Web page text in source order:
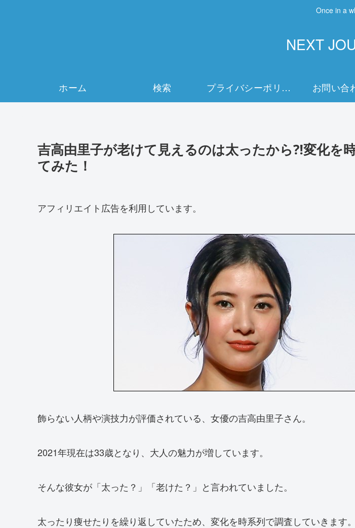
Once in a
NEXT
ホーム 検索 プライバシーポリシー お問い合
吉高由里子が老けて見えるのは太ったから⁈変化を
てみた！
アフィリエイト広告を利用しています。
飾らない人柄や演技力が評価されている、女優の吉高由里子さん。
2021年現在は33歳となり、大人の魅力が増しています。
そんな彼女が「太った？」「老けた？」と言われていました。
太ったり痩せたりを繰り返していたため、変化を時系列で調査していきます。